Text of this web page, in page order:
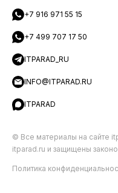
+7 916 971 55 15
+7 499 707 17 50
ITPARAD_RU
INFO@ITPARAD.RU
ITPARAD
© Все материалы на сайте
itparad.ru и защищены
Политика